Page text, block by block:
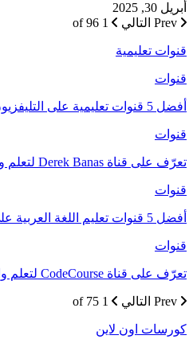
أبريل 30, 2025
التالي 1 of 96
قنوات تعليمية
قنوات
أفضل 5 قنوات تعليمية على التليفزيون المصري لجميع المراحل!
قنوات
تعرّف على قناة Derek Banas لتعلم واحتراف تعلم الآلة
قنوات
أفضل 5 قنوات تعليم اللغة العربية على التلجرام!
قنوات
تعرّف على قناة CodeCourse لتعلم واحتراف البرمجة
التالي 1 of 75
كورسات اون لاين